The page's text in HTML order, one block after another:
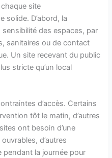
site
solide. D’abord, la
des espaces, par
sanitaires ou de contact
Un site recevant du public
stricte qu’un local
d’accès. Certains
tôt le matin, d’autres
ont besoin d’une
d’autres
pendant la journée pour